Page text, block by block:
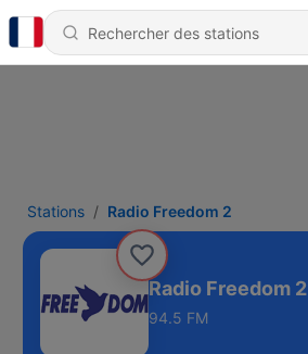
Stations Radio Freedom 2
Radio Freedom 2
94.5 FM